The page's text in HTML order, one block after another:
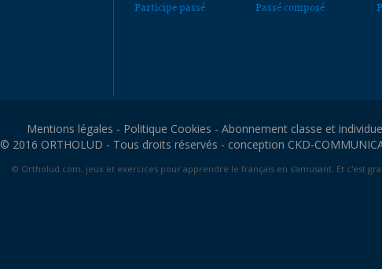
Participe passé Passé composé
Mentions légales - Politique Cookies - Abonnement classe et
© 2016 ORTHOLUD - Tous droits réservés - conception CKD-
© Ortholud.com, jeux et exercices pour apprendre le français en s'amusant. Et c'est